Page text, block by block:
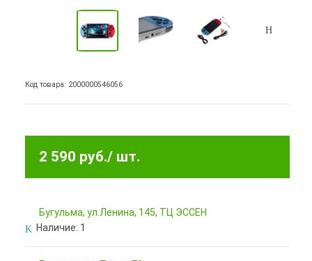
Код товара: 2000000546056
2 590 руб./ шт.
Бугульма, ул.Ленина, 145, ТЦ ЭССЕН
Наличие: 1